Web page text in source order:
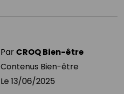
Par CROQ Bien-être
Contenus Bien-être
Le 13/06/2025